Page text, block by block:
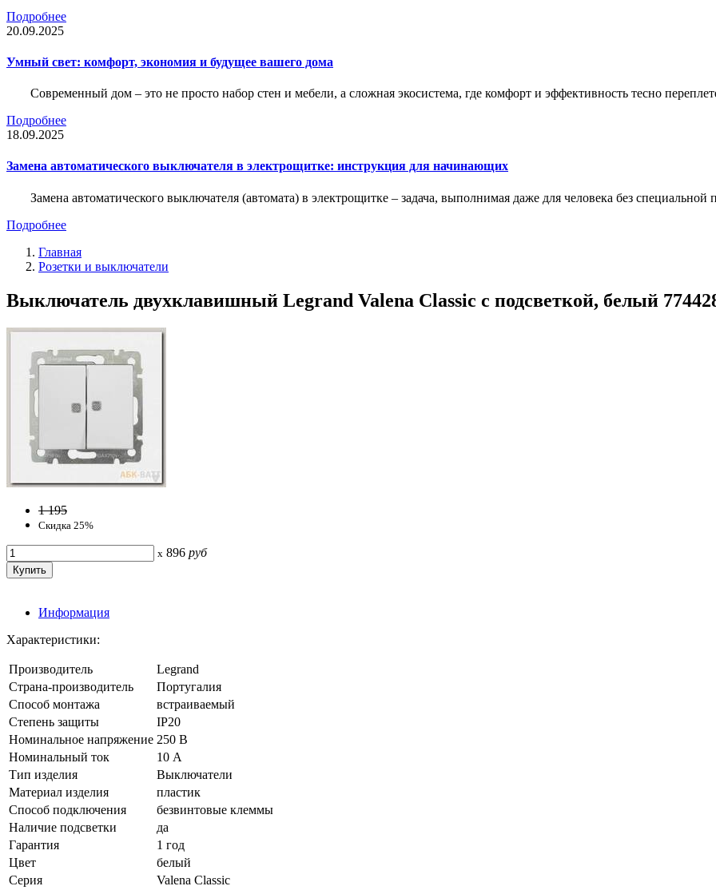
Подробнее
20.09.2025
Умный свет: комфорт, экономия и будущее вашего дома
Современный дом – это не просто набор стен и мебели, а сложная экосистема, где комфорт и эффективность тесно
Подробнее
18.09.2025
Замена автоматического выключателя в электрощитке: инструкция для начинающих
Замена автоматического выключателя (автомата) в электрощитке – задача, выполнимая даже для человека без специальной
Подробнее
Главная
Розетки и выключатели
Выключатель двухклавишный Legrand Valena Classic с подсветкой, белый
1 195
Скидка 25%
x 896 руб
Информация
Характеристики:
Производитель
Legrand
Страна-производитель
Португалия
Способ монтажа
встраиваемый
Степень защиты
IP20
Номинальное напряжение 250 В
Номинальный ток
10 А
Тип изделия
Выключатели
Материал изделия
пластик
Способ подключения
безвинтовые клеммы
Наличие подсветки
да
Гарантия
1 год
Цвет
белый
Серия
Valena Classic